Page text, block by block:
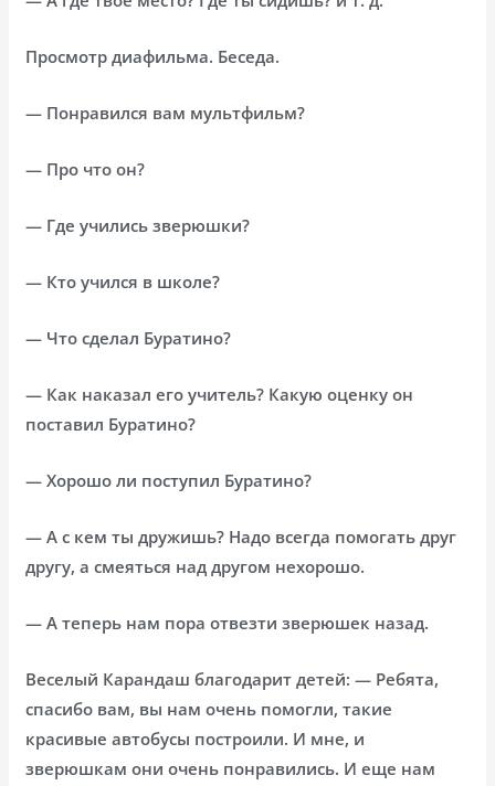
Просмотр диафильма. Беседа.
— Понравился вам мультфильм?
— Про что он?
— Где учились зверюшки?
— Кто учился в школе?
— Что сделал Буратино?
— Как наказал его учитель? Какую оценку он
поставил Буратино?
— Хорошо ли поступил Буратино?
— А с кем ты дружишь? Надо всегда помогать друг
другу, а смеяться над другом нехорошо.
— А теперь нам пора отвезти зверюшек назад.
Веселый Карандаш благодарит детей: — Ребята,
спасибо вам, вы нам очень помогли, такие
красивые автобусы построили. И мне, и
зверюшкам они очень понравились. И еще нам